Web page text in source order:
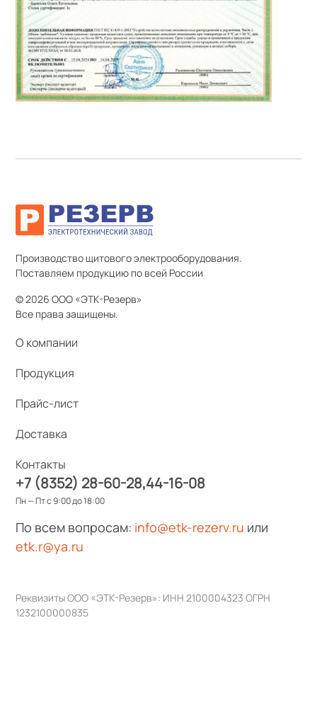
Производство щитового электрооборудования.
Поставляем продукцию по всей России
© 2026 ООО «ЭТК-Резерв»
Все права защищены.
О компании
Продукция
Прайс-лист
Доставка
Контакты
+7 (8352) 28-60-28 44-16-08
Пн — Пт с 9:00 до 18:00
По всем вопросам: info@etk-rezerv.ru или
etk.r@ya.ru
Реквизиты ООО «ЭТК-Резерв»: ИНН 2100004323 ОГРН
1232100000835